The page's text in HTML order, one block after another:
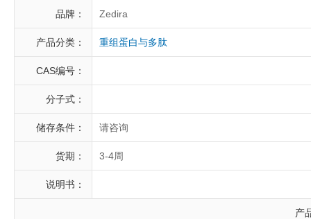
Berry & Associates
LGC Maine Standards
Abbexa AbD Serotec
品牌： Zedira
产品分类： 重组蛋白与多肽
CAS编号：
分子式：
储存条件： 请咨询
货期： 3-4周
说明书：
产